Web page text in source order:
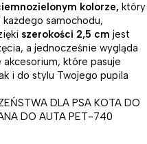
kolorze, który
samochodu,
szerokości 2,5 cm jest
a jednocześnie wygląda
które pasuje
i do stylu Twojego pupila